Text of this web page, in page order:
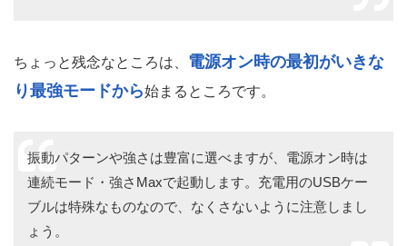
ちょっと残念なところは、 電源オン時の最初がいきな
り最強モードから始まるところです。
振動パターンや強さは豊富に選べますが、電源オン時は
連続モード・強さMaxで起動します。充電用のUSBケー
ブルは特殊なものなので、なくさないように注意しまし
ょう。